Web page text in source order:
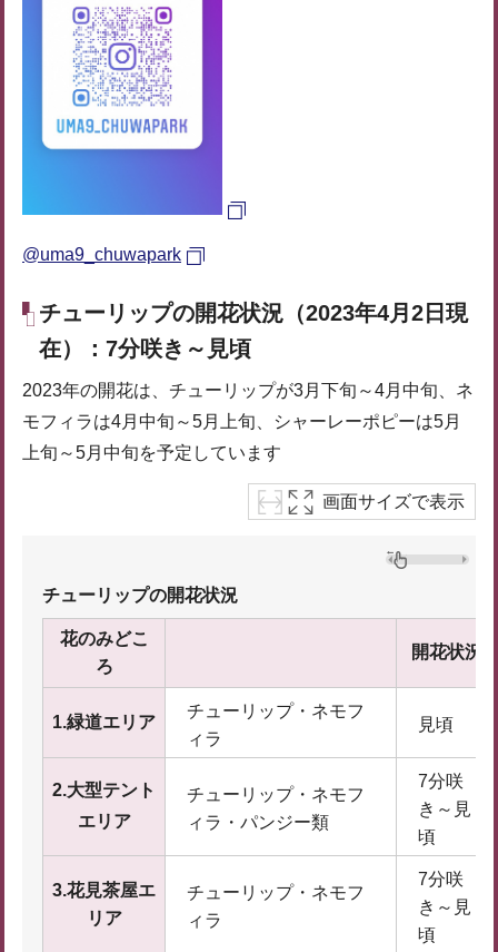
@uma9_chuwapark
チューリップの開花状況（2023年4月2日現
在）：7分咲き～見頃
2023年の開花は、チューリップが3月下旬～4月中旬、ネ
モフィラは4月中旬～5月上旬、シャーレーポピーは5月
上旬～5月中旬を予定しています
画面サイズで表示
チューリップの開花状況
花のみどこ
ろ
開花状況
1.緑道エリア
チューリップ・ネモフ
ィラ
見頃
2.大型テント
エリア
チューリップ・ネモフ
ィラ・パンジー類
7分咲
き～見
頃
3.花見茶屋エ
リア
チューリップ・ネモフ
ィラ
7分咲
き～見
頃